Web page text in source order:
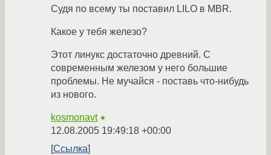
Судя по всему ты поставил LILO в MBR.
Какое у тебя железо?
Этот линукс достаточно древний. С
современным железом у него большие
проблемы. Не мучайся - поставь что-нибудь
из нового.
kosmonavt ★
12.08.2005 19:49:18 +00:00
Ссылка